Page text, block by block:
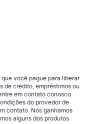
você pague para liberar
de crédito, empréstimos ou
em contato conosco
do provedor de
contato. Nós ganhamos
alguns dos produtos